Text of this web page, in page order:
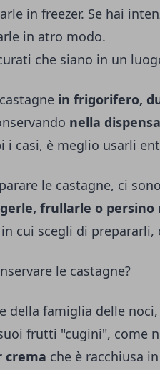
in freezer. Se hai
in atro modo.
che siano in un
in frigorifero,
nella
i casi, è meglio usarli
le castagne, ci
frullarle o persino
cui scegli di prepararli,
le castagne?
della famiglia delle
frutti "cugini", come
crema che è racchiusa in